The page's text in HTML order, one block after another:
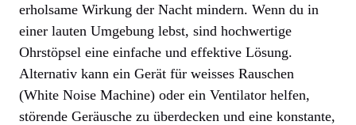
erholsame Wirkung der Nacht mindern. Wenn du in
einer lauten Umgebung lebst, sind hochwertige
Ohrstöpsel eine einfache und effektive Lösung.
Alternativ kann ein Gerät für weisses Rauschen
(White Noise Machine) oder ein Ventilator helfen,
störende Geräusche zu überdecken und eine konstante,